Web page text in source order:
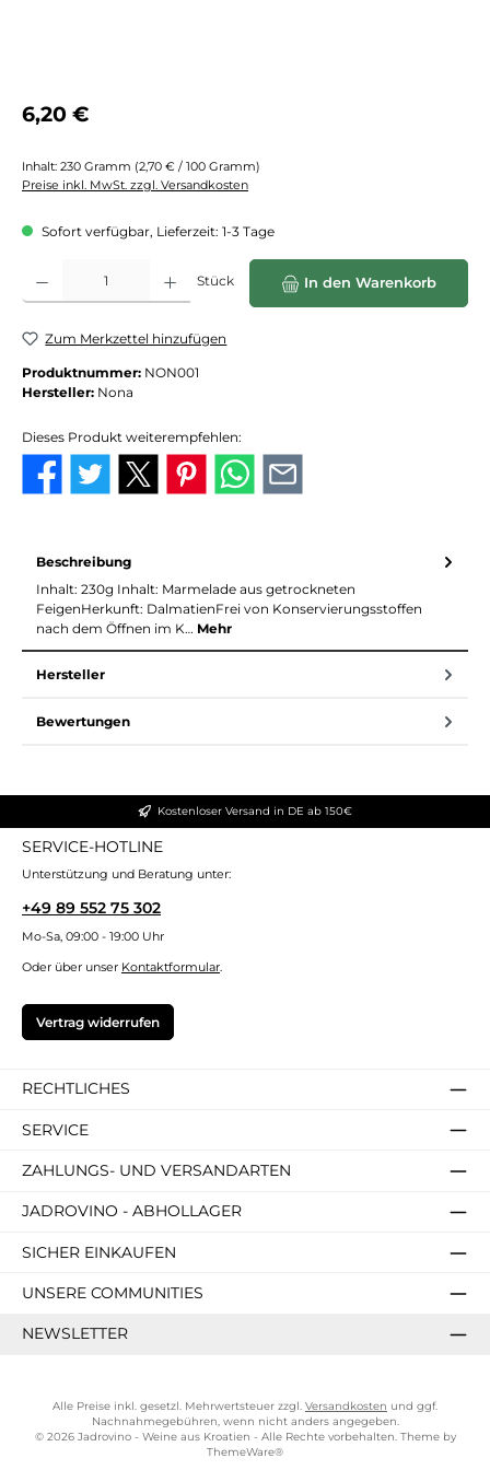
Regulärer Preis:
6,20 €
Inhalt: 230 Gramm (2,70 € / 100 Gramm)
Preise inkl. MwSt. zzgl. Versandkosten
Sofort verfügbar, Lieferzeit: 1-3 Tage
Produkt Anzahl: Gib den gewünschten Wert ein oder benutze die
Stück In den Warenkorb
Zum Merkzettel hinzufügen
Produktnummer: NON001
Hersteller: Nona
Dieses Produkt weiterempfehlen:
Beschreibung
Inhalt: 230g Inhalt: Marmelade aus getrockneten
FeigenHerkunft: DalmatienFrei von Konservierungsstoffen
nach dem Öffnen im K… Mehr
Hersteller
Bewertungen
Kostenloser Versand in DE ab 150€
SERVICE-HOTLINE
Unterstützung und Beratung unter:
+49 89 552 75 302
Mo-Sa, 09:00 - 19:00 Uhr
Oder über unser Kontaktformular.
Vertrag widerrufen
RECHTLICHES
SERVICE
ZAHLUNGS- UND VERSANDARTEN
JADROVINO - ABHOLLAGER
SICHER EINKAUFEN
UNSERE COMMUNITIES
NEWSLETTER
Alle Preise inkl. gesetzl. Mehrwertsteuer zzgl. Versandkosten und ggf.
Nachnahmegebühren, wenn nicht anders angegeben.
© 2026 Jadrovino - Weine aus Kroatien - Alle Rechte vorbehalten. Theme by
ThemeWare®